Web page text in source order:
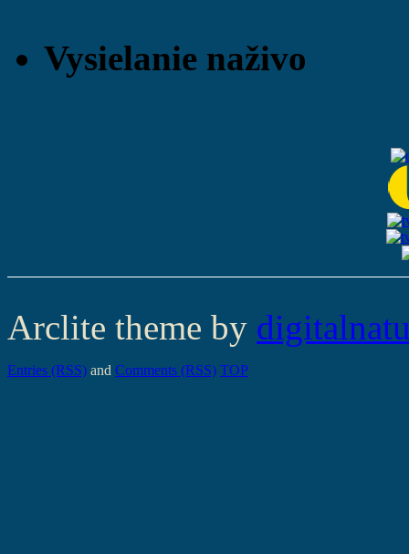
Vysielanie naživo
Arclite theme by
Entries (RSS) and Comments (RSS) TOP